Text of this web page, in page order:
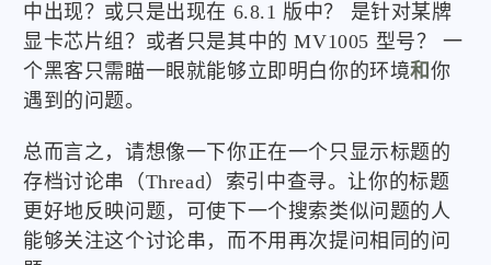
中出现？或只是出现在 6.8.1 版中？ 是针对某牌
显卡芯片组？或者只是其中的 MV1005 型号？ 一
个黑客只需瞄一眼就能够立即明白你的环境和你
遇到的问题。
总而言之，请想像一下你正在一个只显示标题的
存档讨论串（Thread）索引中查寻。让你的标题
更好地反映问题，可使下一个搜索类似问题的人
能够关注这个讨论串，而不用再次提问相同的问